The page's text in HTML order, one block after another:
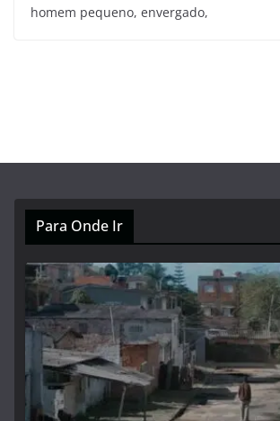
homem pequeno, envergado,
Para Onde Ir